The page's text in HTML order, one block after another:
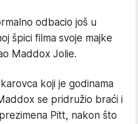
odbacio još u
špici filma svoje majke
Maddox Jolie.
koji je godinama
se pridružio braći i
Pitt, nakon što